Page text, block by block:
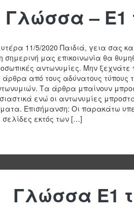
Γλώσσα – Ε1
11/5/2020 Παιδιά, γεια σας
σημερινή μας επικοινωνία θα
αντωνυμίες. Μην ξεχνάτε
άρθρα από τους αδύνατους τύπους
Τα άρθρα μπαίνουν
ενώ οι αντωνυμίες
Επισήμανση: Οι παρακάτω
σελίδες εκτός των […]
Γλώσσα Ε1